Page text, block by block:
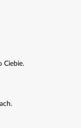
Ciebie.